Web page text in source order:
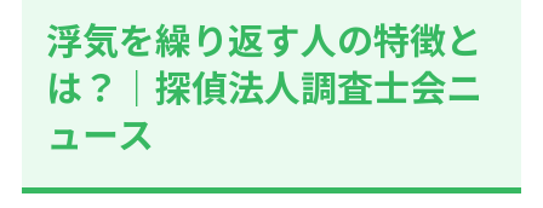
浮気を繰り返す人の特徴と
は？｜探偵法人調査士会ニ
ュース